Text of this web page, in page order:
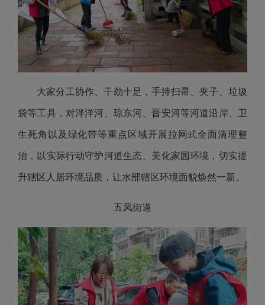
大家分工协作、干劲十足，手持扫帚、夹子、垃圾
袋等工具，对泮洋河、琼东河、晋安河等河道沿岸、卫
生死角以及绿化带等重点区域开展拉网式全面清理整
治，以实际行动守护河道生态、美化家园环境，切实提
升辖区人居环境品质，让水部辖区环境面貌焕然一新。
五凤街道